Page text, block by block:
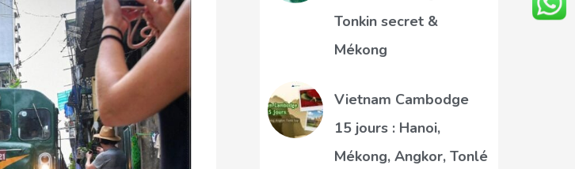
Tonkin secret &
Mékong
Vietnam Cambodge
15 jours : Hanoi,
Mékong, Angkor, Tonlé